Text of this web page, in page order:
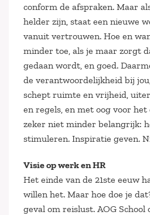
conform de afspraken. Maar
helder zijn, staat een nieuwe
vanuit vertrouwen. Hoe en
minder toe, als je maar zorgt
gedaan wordt, en goed.
de verantwoordelijkheid bij
schept ruimte en vrijheid,
en regels, en met oog voor het
zeker niet minder belangrijk:
stimuleren. Inspiratie geven.
Visie op werk en HR
Het einde van de 21ste eeuw
willen het. Maar hoe doe je
geval om reislust. AOG